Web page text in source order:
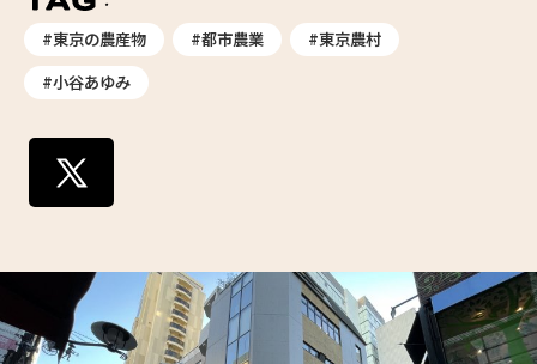
#東京の農産物 #都市農業
#東京農村
#小谷あゆみ